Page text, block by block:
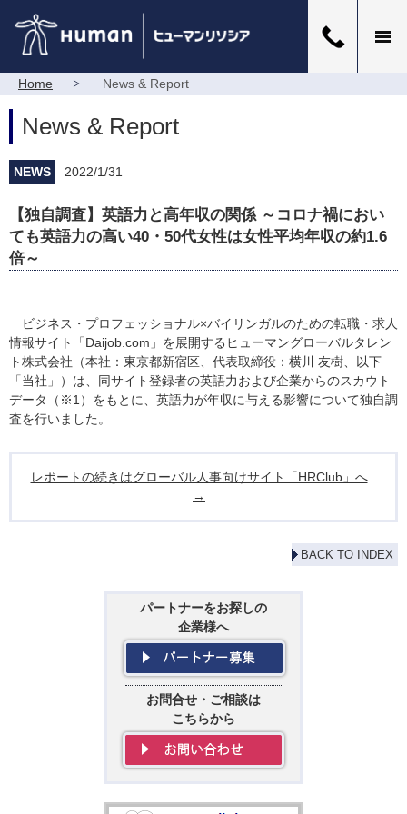
Home News & Report
News & Report
NEWS 2022/1/31
【独自調査】英語力と高年収の関係 ～コロナ禍におい
ても英語力の高い40・50代女性は女性平均年収の約1.6
倍～
ビジネス・プロフェッショナル×バイリンガルのための転職・求人
情報サイト「Daijob.com」を展開するヒューマングローバルタレン
ト株式会社（本社：東京都新宿区、代表取締役：横川 友樹、以下
「当社」）は、同サイト登録者の英語力および企業からのスカウト
データ（※1）をもとに、英語力が年収に与える影響について独自調
査を行いました。
レポートの続きはグローバル人事向けサイト「HRClub」へ
→
BACK TO INDEX
パートナーをお探しの
企業様へ
お問合せ・ご相談は
こちらから